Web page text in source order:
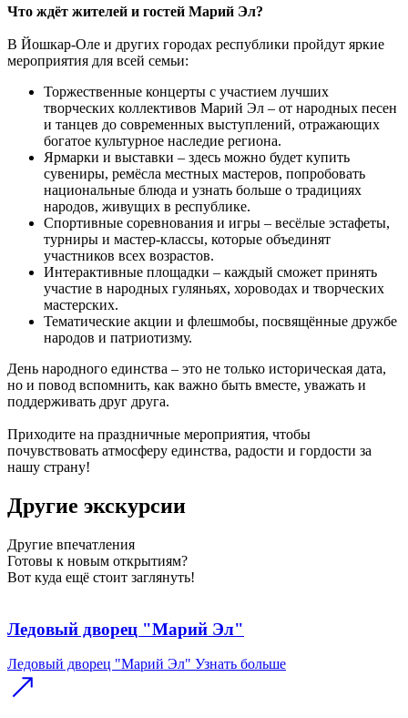
Что ждёт жителей и гостей Марий Эл?
В Йошкар-Оле и других городах республики пройдут яркие
мероприятия для всей семьи:
Торжественные концерты с участием лучших
творческих коллективов Марий Эл – от народных песен
и танцев до современных выступлений, отражающих
богатое культурное наследие региона.
Ярмарки и выставки – здесь можно будет купить
сувениры, ремёсла местных мастеров, попробовать
национальные блюда и узнать больше о традициях
народов, живущих в республике.
Спортивные соревнования и игры – весёлые эстафеты,
турниры и мастер-классы, которые объединят
участников всех возрастов.
Интерактивные площадки – каждый сможет принять
участие в народных гуляньях, хороводах и творческих
мастерских.
Тематические акции и флешмобы, посвящённые дружбе
народов и патриотизму.
День народного единства – это не только историческая дата,
но и повод вспомнить, как важно быть вместе, уважать и
поддерживать друг друга.
Приходите на праздничные мероприятия, чтобы
почувствовать атмосферу единства, радости и гордости за
нашу страну!
Другие экскурсии
Другие впечатления
Готовы к новым открытиям?
Вот куда ещё стоит заглянуть!
Ледовый дворец "Марий Эл"
Ледовый дворец "Марий Эл" Узнать больше